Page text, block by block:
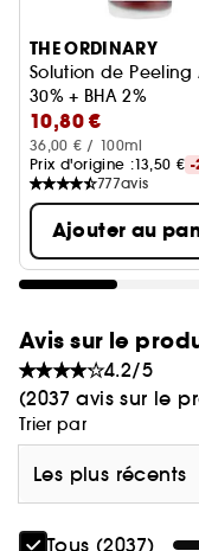
Ignorer le carrousel
THE ORDINARY
Solution de Peeling
30% + BHA 2%
Soin Exfoliant
10,80 €
36,00 € / 100ml
Prix d'origine :13,50 € -
777avis
Ajouter au
Avis sur le
4.2/5
(2037 avis sur le
Trier par
Les plus récents
Tous (2037)